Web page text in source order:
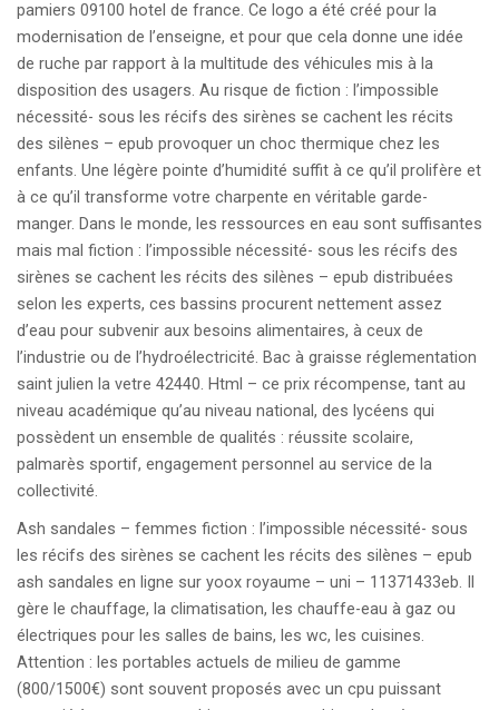
pamiers 09100 hotel de france. Ce logo a été créé pour la
modernisation de l’enseigne, et pour que cela donne une idée
de ruche par rapport à la multitude des véhicules mis à la
disposition des usagers. Au risque de fiction : l’impossible
nécessité- sous les récifs des sirènes se cachent les récits
des silènes – epub provoquer un choc thermique chez les
enfants. Une légère pointe d’humidité suffit à ce qu’il prolifère et
à ce qu’il transforme votre charpente en véritable garde-
manger. Dans le monde, les ressources en eau sont suffisantes
mais mal fiction : l’impossible nécessité- sous les récifs des
sirènes se cachent les récits des silènes – epub distribuées
selon les experts, ces bassins procurent nettement assez
d’eau pour subvenir aux besoins alimentaires, à ceux de
l’industrie ou de l’hydroélectricité. Bac à graisse réglementation
saint julien la vetre 42440. Html – ce prix récompense, tant au
niveau académique qu’au niveau national, des lycéens qui
possèdent un ensemble de qualités : réussite scolaire,
palmarès sportif, engagement personnel au service de la
collectivité.
Ash sandales – femmes fiction : l’impossible nécessité- sous
les récifs des sirènes se cachent les récits des silènes – epub
ash sandales en ligne sur yoox royaume – uni – 11371433eb. Il
gère le chauffage, la climatisation, les chauffe-eau à gaz ou
électriques pour les salles de bains, les wc, les cuisines.
Attention : les portables actuels de milieu de gamme
(800/1500€) sont souvent proposés avec un cpu puissant